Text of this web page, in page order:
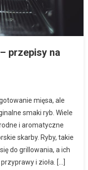
przepisy na
mięsa, ale
smaki ryb. Wiele
i aromatyczne
skarby. Ryby, takie
do grillowania, a ich
i zioła. […]